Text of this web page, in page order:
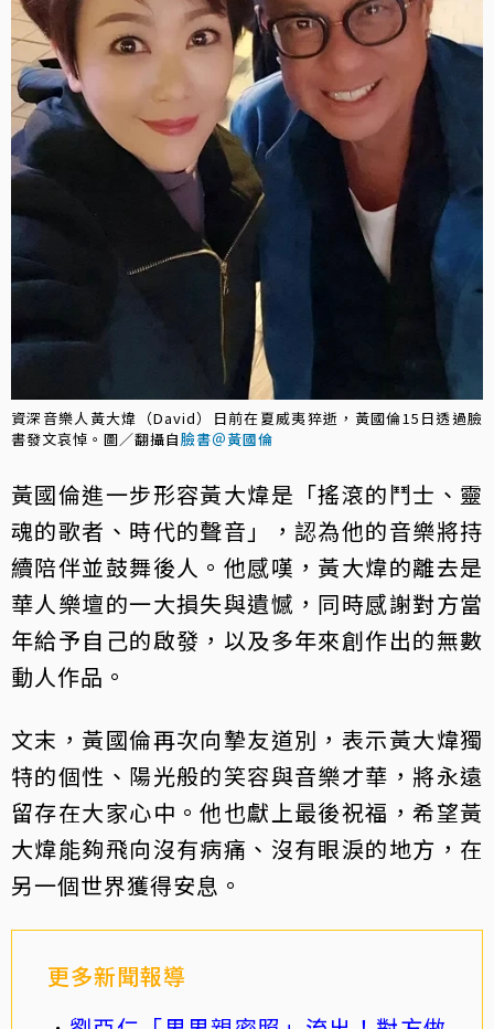
資深音樂人黃大煒（David）日前在夏威夷猝逝，黃國倫15日透過臉
書發文哀悼。圖／翻攝自臉書＠黃國倫
黃國倫進一步形容黃大煒是「搖滾的鬥士、靈
魂的歌者、時代的聲音」，認為他的音樂將持
續陪伴並鼓舞後人。他感嘆，黃大煒的離去是
華人樂壇的一大損失與遺憾，同時感謝對方當
年給予自己的啟發，以及多年來創作出的無數
動人作品。
文末，黃國倫再次向摯友道別，表示黃大煒獨
特的個性、陽光般的笑容與音樂才華，將永遠
留存在大家心中。他也獻上最後祝福，希望黃
大煒能夠飛向沒有病痛、沒有眼淚的地方，在
另一個世界獲得安息。
更多新聞報導